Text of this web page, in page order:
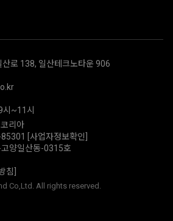
산로 138, 일산테크노타운 906
시~11시
리아
[사업자정보확인]
양일산동-0315호
침]
Co,Ltd. All rights reserved.